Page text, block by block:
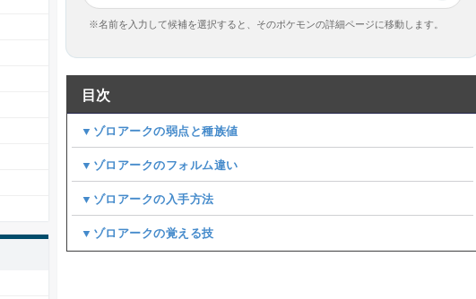
※名前を入力して候補を選択すると、そのポケモンの詳細ページに移動します。
目次
▼ゾロアークの弱点と種族値
▼ゾロアークのフォルム違い
▼ゾロアークの入手方法
▼ゾロアークの覚える技